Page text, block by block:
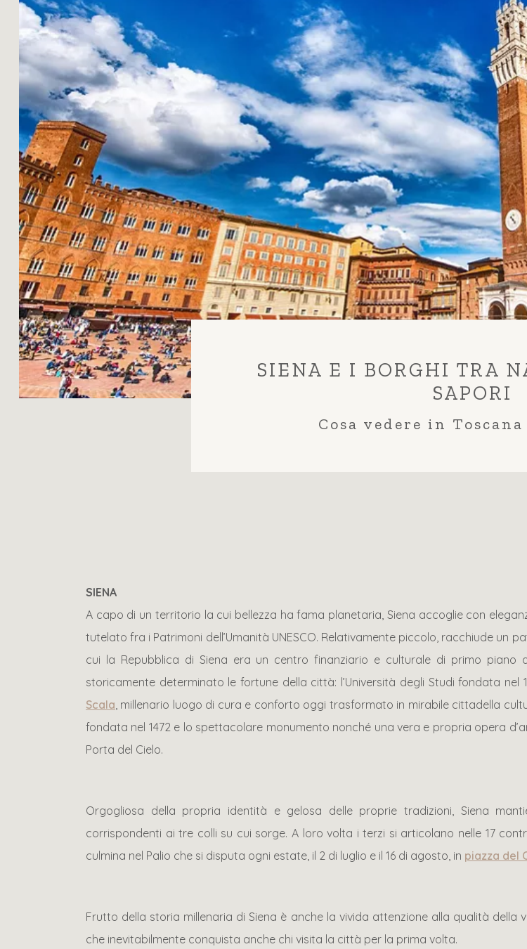
SIENA E I BORGHI TRA
SAPORI
Cosa vedere in
SIENA
A capo di un territorio la cui bellezza ha fama planetaria, Siena accoglie con
tutelato fra i Patrimoni dell’Umanità UNESCO. Relativamente piccolo, racchiude un
cui la Repubblica di Siena era un centro finanziario e culturale di primo piano
storicamente determinato le fortune della città: l’Università degli Studi fondata nel
Scala, millenario luogo di cura e conforto oggi trasformato in mirabile cittadella
fondata nel 1472 e lo spettacolare monumento nonché una vera e propria opera
Porta del Cielo.
Orgogliosa della propria identità e gelosa delle proprie tradizioni, Siena
corrispondenti ai tre colli su cui sorge. A loro volta i terzi si articolano nelle 17
culmina nel Palio che si disputa ogni estate, il 2 di luglio e il 16 di agosto, in piazza del
Frutto della storia millenaria di Siena è anche la vivida attenzione alla qualità della
che inevitabilmente conquista anche chi visita la città per la prima volta.